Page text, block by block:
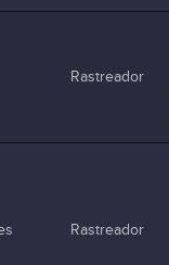
Rastreador
Rastreador